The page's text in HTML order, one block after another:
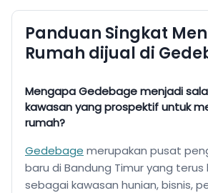
Panduan Singkat
Rumah dijual di
Mengapa Gedebage menjadi
kawasan yang prospektif untuk
rumah?
Gedebage merupakan pusat
baru di Bandung Timur yang
sebagai kawasan hunian, bisnis,